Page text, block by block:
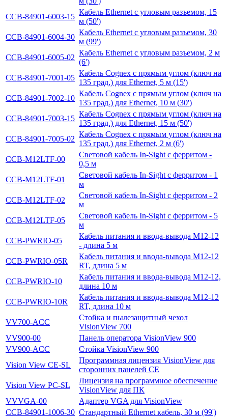
CCB-84901-6003-15
Кабель Ethernet с угловым разъемом, 15
м (50')
CCB-84901-6004-30
Кабель Ethernet с угловым разъемом, 30
м (99')
CCB-84901-6005-02
Кабель Ethernet с угловым разъемом, 2 м
(6')
CCB-84901-7001-05
Кабель Cognex с прямым углом (ключ на
135 град.) для Ethernet, 5 м (15')
CCB-84901-7002-10
Кабель Cognex с прямым углом (ключ на
135 град.) для Ethernet, 10 м (30')
CCB-84901-7003-15
Кабель Cognex с прямым углом (ключ на
135 град.) для Ethernet, 15 м (50')
CCB-84901-7005-02
Кабель Cognex с прямым углом (ключ на
135 град.) для Ethernet, 2 м (6')
CCB-M12LTF-00
Световой кабель In-Sight с ферритом -
0,5 м
CCB-M12LTF-01
Световой кабель In-Sight с ферритом - 1
м
CCB-M12LTF-02
Световой кабель In-Sight с ферритом - 2
м
CCB-M12LTF-05
Световой кабель In-Sight с ферритом - 5
м
CCB-PWRIO-05
Кабель питания и ввода-вывода M12-12
- длина 5 м
CCB-PWRIO-05R
Кабель питания и ввода-вывода M12-12
RT, длина 5 м
CCB-PWRIO-10
Кабель питания и ввода-вывода M12-12,
длина 10 м
CCB-PWRIO-10R
Кабель питания и ввода-вывода M12-12
RT, длина 10 м
VV700-ACC
Стойка и пылезащитный чехол
VisionView 700
VV900-00
Панель оператора VisionView 900
VV900-ACC
Стойка VisionView 900
Vision View CE-SL
Программная лицензия VisionView для
сторонних панелей CE
Vision View PC-SL
Лицензия на программное обеспечение
VisionView для ПК
VVVGA-00
Адаптер VGA для VisionView
CCB-84901-1006-30 Стандартный Ethernet кабель, 30 м (99')